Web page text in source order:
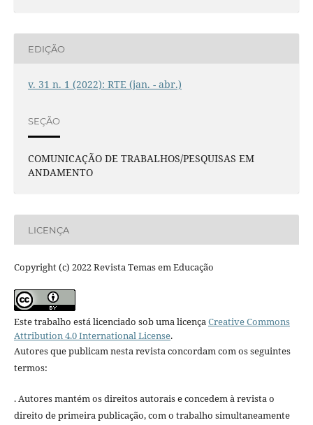
EDIÇÃO
v. 31 n. 1 (2022): RTE (jan. - abr.)
SEÇÃO
COMUNICAÇÃO DE TRABALHOS/PESQUISAS EM
ANDAMENTO
LICENÇA
Copyright (c) 2022 Revista Temas em Educação
Este trabalho está licenciado sob uma licençaCreative Commons
Attribution 4.0 International License.
Autores que publicam nesta revista concordam com os seguintes
termos:
. Autores mantém os direitos autorais e concedem à revista o
direito de primeira publicação, com o trabalho simultaneamente